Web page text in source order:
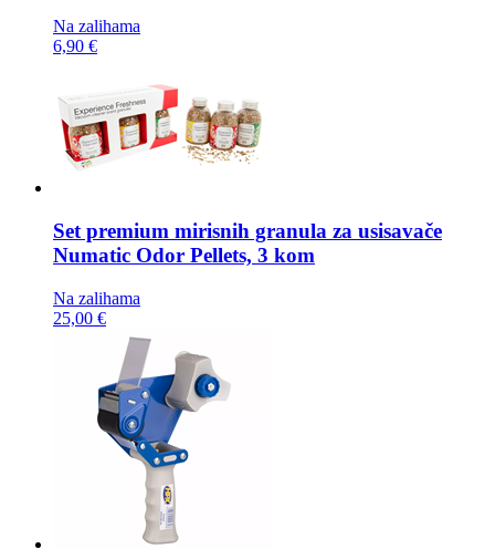
Na zalihama
6,90 €
Set premium mirisnih granula za usisavače
Numatic Odor Pellets, 3 kom
Na zalihama
25,00 €